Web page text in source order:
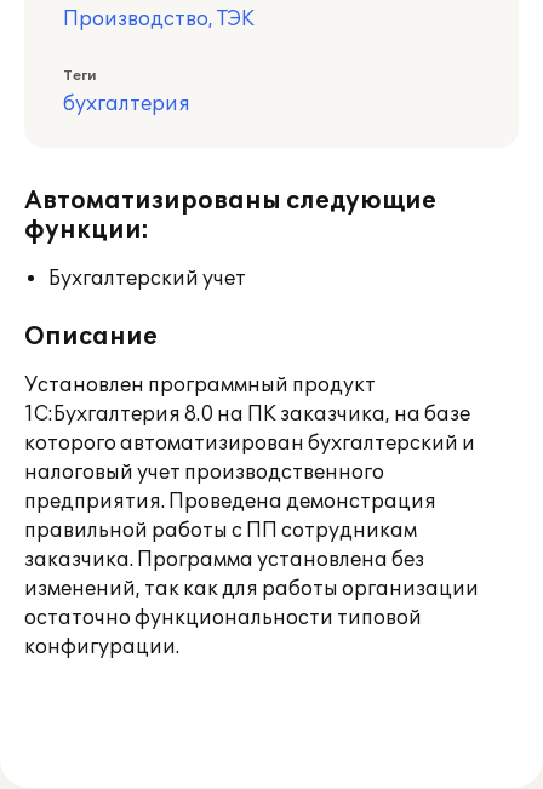
Производство, ТЭК
Теги
бухгалтерия
Автоматизированы следующие
функции:
Бухгалтерский учет
Описание
Установлен программный продукт
1С:Бухгалтерия 8.0 на ПК заказчика, на базе
которого автоматизирован бухгалтерский и
налоговый учет производственного
предприятия. Проведена демонстрация
правильной работы с ПП сотрудникам
заказчика. Программа установлена без
изменений, так как для работы организации
остаточно функциональности типовой
конфигурации.